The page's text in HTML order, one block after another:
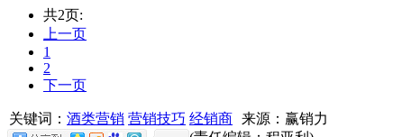
共2页:
上一页
1
2
下一页
关键词： 酒类营销 营销技巧 经销商 来源：赢销力